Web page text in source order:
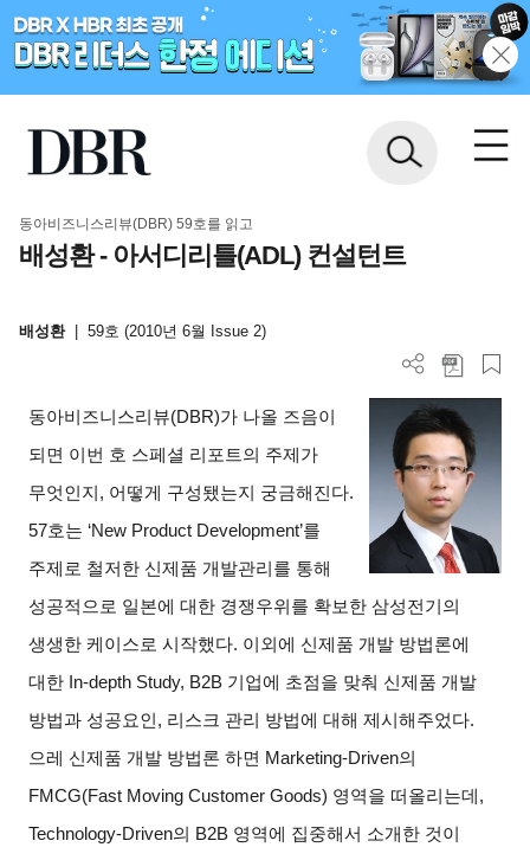
동아비즈니스리뷰(DBR) 59호를 읽고
배성환 - 아서디리틀(ADL) 컨설턴트
배성환 59호 (2010년 6월 Issue 2)
동아비즈니스리뷰(DBR)가 나올 즈음이
되면 이번 호 스페셜 리포트의 주제가
무엇인지, 어떻게 구성됐는지 궁금해진다.
57호는 ‘New Product Development’를
주제로 철저한 신제품 개발관리를 통해
성공적으로 일본에 대한 경쟁우위를 확보한 삼성전기의
생생한 케이스로 시작했다. 이외에 신제품 개발 방법론에
대한 In-depth Study, B2B 기업에 초점을 맞춰 신제품 개발
방법과 성공요인, 리스크 관리 방법에 대해 제시해주었다.
으레 신제품 개발 방법론 하면 Marketing-Driven의
FMCG(Fast Moving Customer Goods) 영역을 떠올리는데,
Technology-Driven의 B2B 영역에 집중해서 소개한 것이